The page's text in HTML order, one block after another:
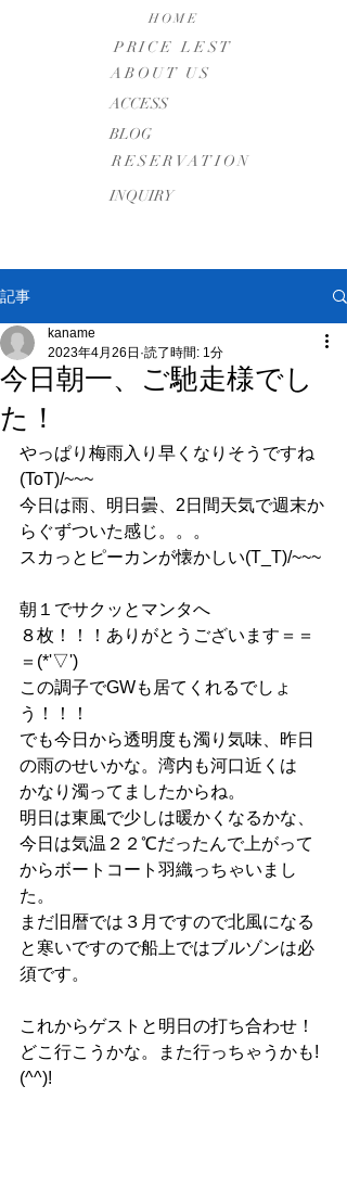
HOME
PRICE LEST
ABOUT US
​ACCESS
BLOG
RESERVATION
INQUIRY
記事
今日朝一、ご馳走様でし
た！
kaname
2023年4月26日 読了時間: 1分
やっぱり梅雨入り早くなりそうですね
(ToT)/~~~
今日は雨、明日曇、2日間天気で週末か
らぐずついた感じ。。。
スカっとピーカンが懐かしい(T_T)/~~~
朝１でサクッとマンタへ
８枚！！！ありがとうございます＝＝
＝(*'▽')
この調子でGWも居てくれるでしょ
う！！！
でも今日から透明度も濁り気味、昨日
の雨のせいかな。湾内も河口近くは
かなり濁ってましたからね。
明日は東風で少しは暖かくなるかな、
今日は気温２２℃だったんで上がって
からボートコート羽織っちゃいまし
た。
まだ旧暦では３月ですので北風になる
と寒いですので船上ではブルゾンは必
須です。
これからゲストと明日の打ち合わせ！
どこ行こうかな。また行っちゃうかも!
(^^)!